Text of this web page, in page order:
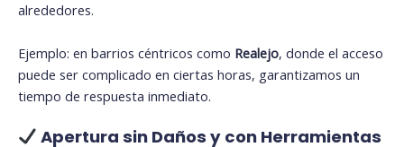
alrededores.
Ejemplo: en barrios céntricos como Realejo, donde el acceso
puede ser complicado en ciertas horas, garantizamos un
tiempo de respuesta inmediato.
Apertura sin Daños y con Herramientas